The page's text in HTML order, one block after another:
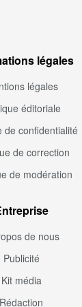
légales
légales
éditoriale
de confidentialité
de correction
de modération
de nous
Publicité
Kit média
Rédaction